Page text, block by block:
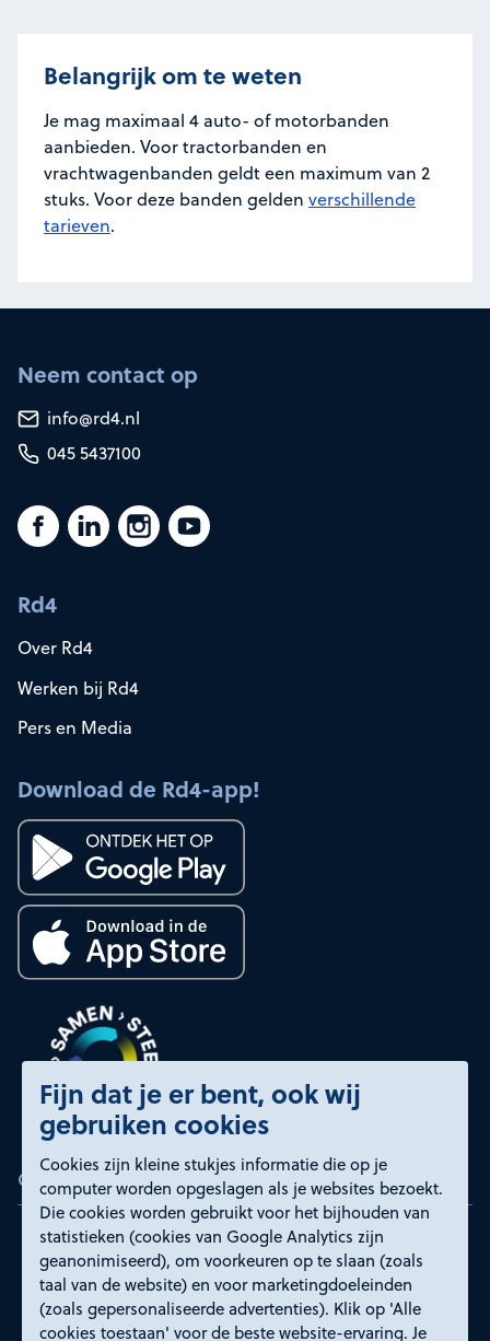
Fijn dat je er bent, ook wij
gebruiken cookies
Cookies zijn kleine stukjes informatie die op je
computer worden opgeslagen als je websites bezoekt.
Die cookies worden gebruikt voor het bijhouden van
statistieken (cookies van Google Analytics zijn
geanonimiseerd), om voorkeuren op te slaan (zoals
taal van de website) en voor marketingdoeleinden
(zoals gepersonaliseerde advertenties). Klik op 'Alle
cookies toestaan' voor de beste website-ervaring. Je
Belangrijk om te weten
Je mag maximaal 4 auto- of motorbanden
aanbieden. Voor tractorbanden en
vrachtwagenbanden geldt een maximum van 2
stuks. Voor deze banden gelden verschillende
tarieven.
Neem contact op
info@rd4.nl
045 5437100
Rd4
Over Rd4
Werken bij Rd4
Pers en Media
Download de Rd4-app!
Certificeringen